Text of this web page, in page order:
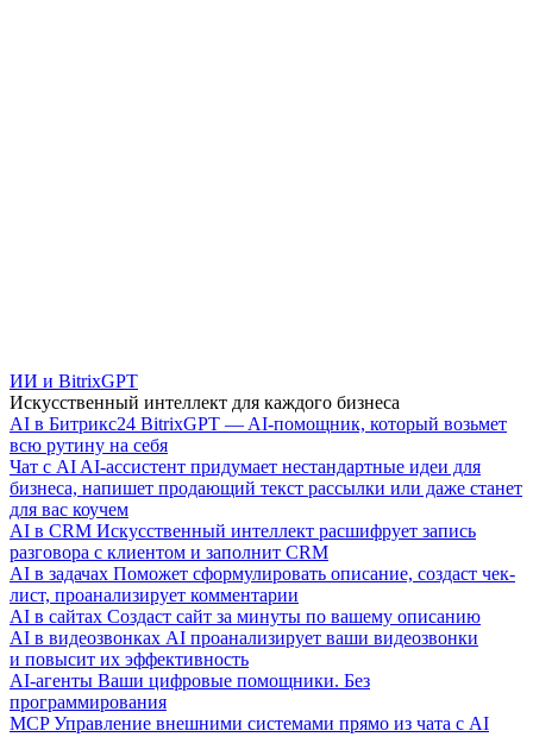
ИИ и BitrixGPT
Искусственный интеллект для каждого бизнеса
AI в Битрикс24 BitrixGPT — AI-помощник, который возьмет
всю рутину на себя
Чат с AI AI-ассистент придумает нестандартные идеи для
бизнеса, напишет продающий текст рассылки или даже станет
для вас коучем
AI в CRM Искусственный интеллект расшифрует запись
разговора с клиентом и заполнит CRM
AI в задачах Поможет сформулировать описание, создаст чек-
лист, проанализирует комментарии
AI в сайтах Создаст сайт за минуты по вашему описанию
AI в видеозвонках AI проанализирует ваши видеозвонки
и повысит их эффективность
AI-агенты Ваши цифровые помощники. Без
программирования
MCP Управление внешними системами прямо из чата с AI